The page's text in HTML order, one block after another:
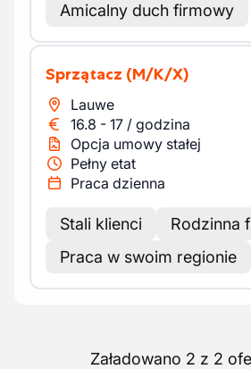
Amicalny duch firmowy
Sprzątacz (M/K/X)
Lauwe
16.8 - 17 / godzina
Opcja umowy stałej
Pełny etat
Praca dzienna
Stali klienci
Rodzinna
Praca w swoim regionie
Załadowano 2 z 2